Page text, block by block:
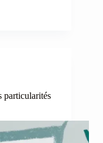
particularités